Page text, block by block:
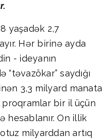
yaşadək 2,7
Hər birinə ayda
- ideyanın
saydığı
3,3 milyard manata
proqramlar bir il üçün
On illik
milyarddan artıq